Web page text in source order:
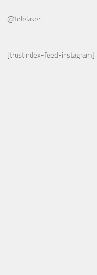
@telelaser
[trustindex-feed-instagram]